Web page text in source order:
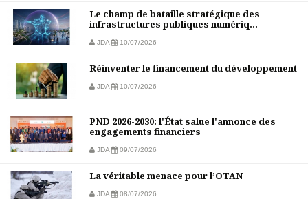
Le champ de bataille stratégique des
infrastructures publiques numériq...
JDA 10/07/2026
Réinventer le financement du développement
JDA 10/07/2026
PND 2026-2030: l'État salue l'annonce des
engagements financiers
JDA 09/07/2026
La véritable menace pour l’OTAN
JDA 08/07/2026